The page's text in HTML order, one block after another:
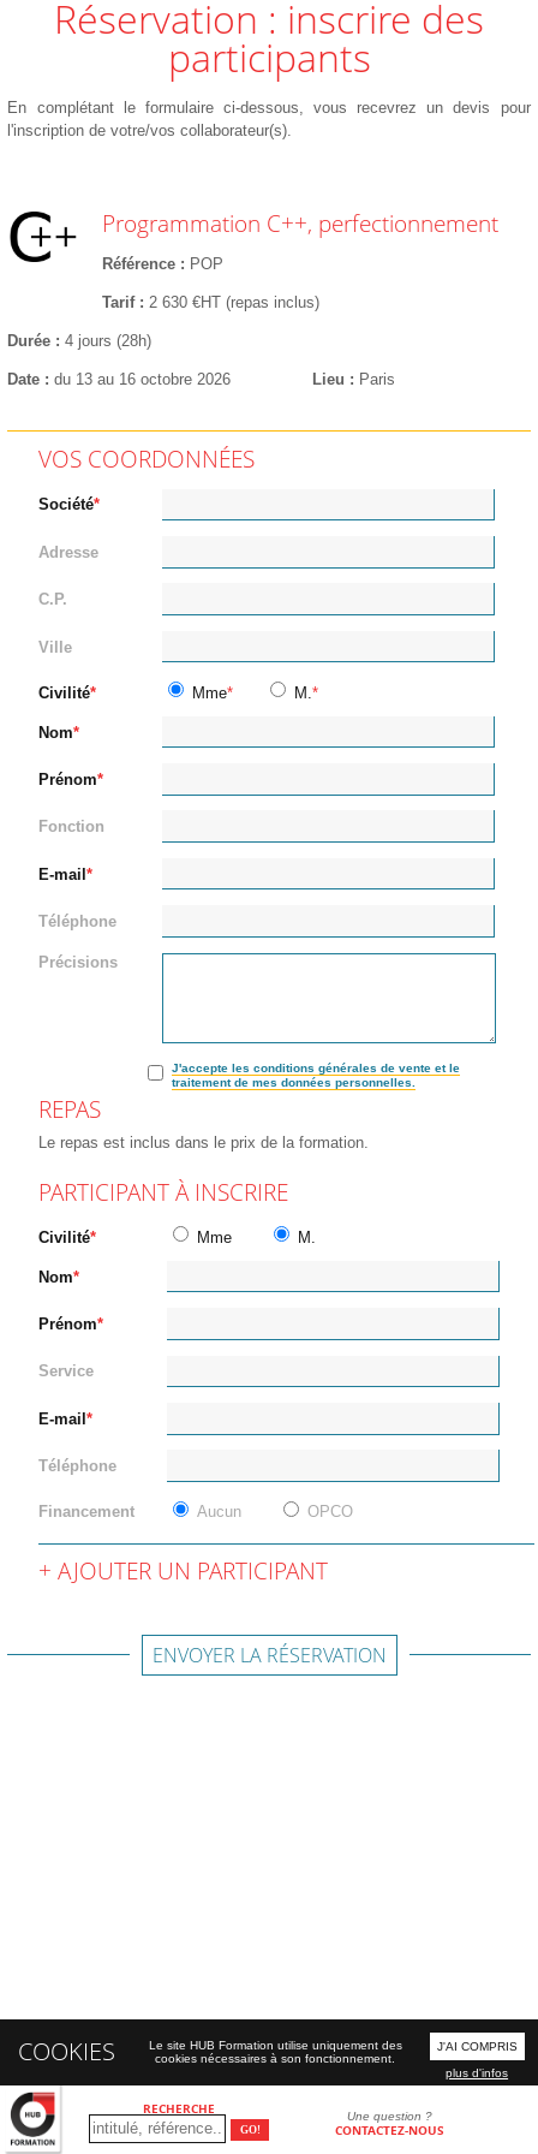
RECHERCHE Une question ?
CONTACTEZ-NOUS
Réservation : inscrire des
participants
En complétant le formulaire ci-dessous, vous recevrez un devis pour
l'inscription de votre/vos collaborateur(s).
Programmation C++, perfectionnement
Référence POP
Tarif 2 630 €HT (repas inclus)
Durée 4 jours (28h)
Date du 13 au 16 octobre 2026 Lieu Paris
VOS COORDONNÉES
Société
Adresse
C.P.
Ville
Civilité Mme M.
Nom
Prénom
Fonction
E-mail
Téléphone
Précisions
J'accepte les conditions générales de vente et le
traitement de mes données personnelles.
REPAS
Le repas est inclus dans le prix de la formation.
PARTICIPANT À INSCRIRE
Civilité Mme M.
Nom
Prénom
Service
E-mail
Téléphone
Financement Aucun OPCO
AJOUTER UN PARTICIPANT
ENVOYER LA RÉSERVATION
COOKIES
Le site HUB Formation utilise uniquement des
cookies nécessaires à son fonctionnement.
J'AI COMPRIS
plus d'infos